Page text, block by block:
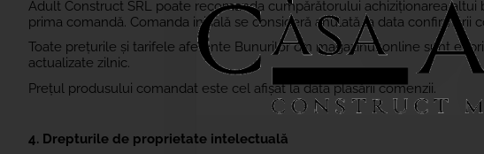
Adult Construct SRL poate recomanda cumpărătorului achiziționarea
prima comandă. Comanda inițială se consideră anulată la data
Toate prețurile și tarifele aferente Bunurilor din magazinul online sunt
actualizate zilnic.
Prețul produsului comandat este cel afișat la data plasării comenzii.
4. Drepturile de proprietate intelectuală